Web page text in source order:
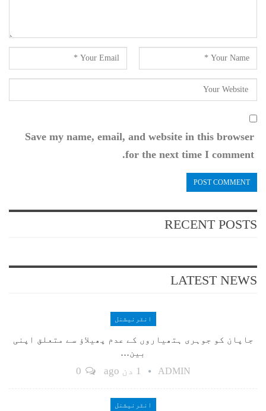
Save my name, email, and website in this browser
for the next time I comment.
RECENT POSTS
LATEST NEWS
انٹرنیشنل
جاپان کو جوہری ہتھیاروں کے عدم پھیلاؤ سے متعلق اپنی
بین…
ADMIN 1 دن ago
انٹرنیشنل